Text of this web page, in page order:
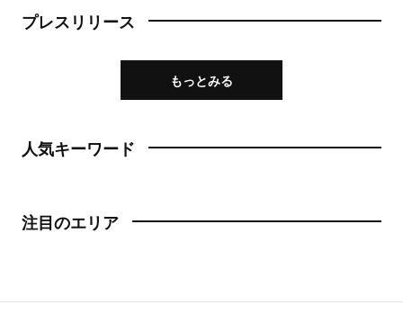
プレスリリース
もっとみる
人気キーワード
注目のエリア